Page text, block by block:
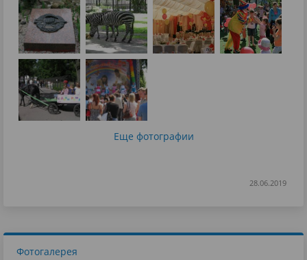
Еще фотографии
28.06.2019
Фотогалерея